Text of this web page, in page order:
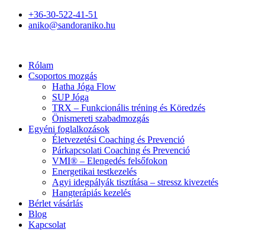
+36-30-522-41-51
aniko@sandoraniko.hu
Rólam
Csoportos mozgás
Hatha Jóga Flow
SUP Jóga
TRX – Funkcionális tréning és Köredzés
Önismereti szabadmozgás
Egyéni foglalkozások
Életvezetési Coaching és Prevenció
Párkapcsolati Coaching és Prevenció
VMI® – Elengedés felsőfokon
Energetikai testkezelés
Agyi idegpályák tisztítása – stressz kivezetés
Hangterápiás kezelés
Bérlet vásárlás
Blog
Kapcsolat